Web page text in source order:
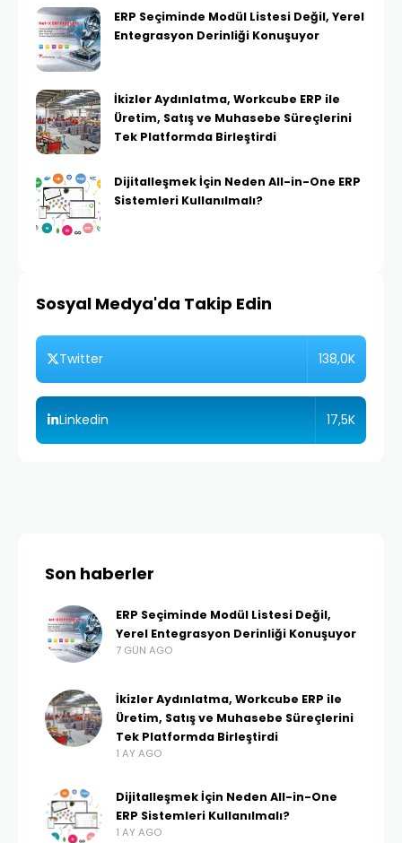
ERP Seçiminde Modül Listesi Değil, Yerel
Entegrasyon Derinliği Konuşuyor
İkizler Aydınlatma, Workcube ERP ile
Üretim, Satış ve Muhasebe Süreçlerini
Tek Platformda Birleştirdi
Dijitalleşmek İçin Neden All-in-One ERP
Sistemleri Kullanılmalı?
Sosyal Medya'da Takip Edin
Twitter 138,0K
Linkedin 17,5K
Son haberler
ERP Seçiminde Modül Listesi Değil,
Yerel Entegrasyon Derinliği Konuşuyor
7 GÜN AGO
İkizler Aydınlatma, Workcube ERP ile
Üretim, Satış ve Muhasebe Süreçlerini
Tek Platformda Birleştirdi
1 AY AGO
Dijitalleşmek İçin Neden All-in-One
ERP Sistemleri Kullanılmalı?
1 AY AGO